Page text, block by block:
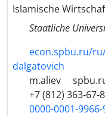
Islamische
Staatliche
econ.spbu.ru/
dalgatovich
m.aliev
+7 (812) 363-67-
0000-0001-